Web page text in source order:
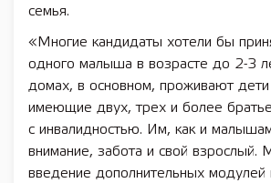
семья.
«Многие кандидаты хотели бы
одного малыша в возрасте до 2-3
домах, в основном, проживают
имеющие двух, трех и более
с инвалидностью. Им, как и
внимание, забота и свой взрослый.
введение дополнительных модулей